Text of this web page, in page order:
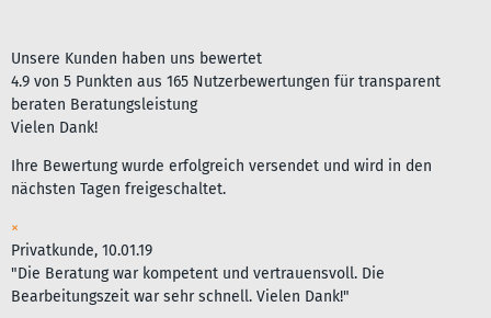
Unsere Kunden haben uns bewertet
4.9 von 5 Punkten aus 165 Nutzerbewertungen fürtransparent
beraten Beratungsleistung
Vielen Dank!
Ihre Bewertung wurde erfolgreich versendet und wird in den
nächsten Tagen freigeschaltet.
×
Privatkunde, 10.01.19
"Die Beratung war kompetent und vertrauensvoll. Die
Bearbeitungszeit war sehr schnell. Vielen Dank!"